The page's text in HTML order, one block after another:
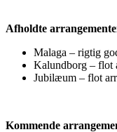
Afholdte
Malaga – rigtig
Kalundborg – flot
Jubilæum – flot
Kommende